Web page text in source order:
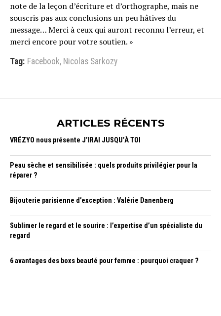
note de la leçon d’écriture et d’orthographe, mais ne
souscris pas aux conclusions un peu hâtives du
message… Merci à ceux qui auront reconnu l’erreur, et
merci encore pour votre soutien. »
Tag: Facebook, Nicolas Sarkozy
ARTICLES RÉCENTS
VRÉZYO nous présente J’IRAI JUSQU’À TOI
Peau sèche et sensibilisée : quels produits privilégier pour la
réparer ?
Bijouterie parisienne d’exception : Valérie Danenberg
Sublimer le regard et le sourire : l’expertise d’un spécialiste du
regard
6 avantages des boxs beauté pour femme : pourquoi craquer ?